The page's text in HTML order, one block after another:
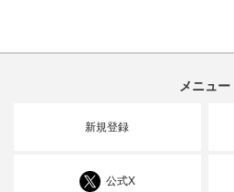
メニュー
新規登録
公式X